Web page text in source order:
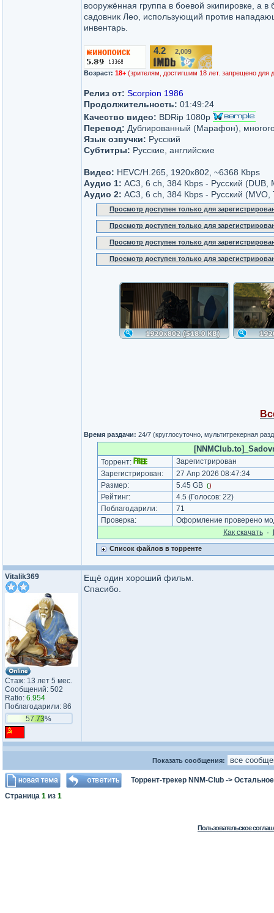
вооружённая группа в боевой экипировке, а в
садовник Лео, использующий против
инвентарь.
4.2 2,009
Возраст: 18+ (зрителям, достигшим 18 лет. запрещено для
Релиз от: Scorpion 1986
Продолжительность: 01:49:24
Качество видео: BDRip 1080p
Перевод: Дублированный (Марафон),
Язык озвучки: Русский
Субтитры: Русские, английские
Видео: HEVC/H.265, 1920x802, ~6368 Кbps
Аудио 1: AC3, 6 ch, 384 Кbps - Русский
Аудио 2: AC3, 6 ch, 384 Кbps - Русский (MVO,
Просмотр доступен только для
Просмотр доступен только для
Просмотр доступен только для
Просмотр доступен только для
Время раздачи: 24/7 (круглосуточно, мультитрекерная
Торрент:
Зарегистрирован
Зарегистрирован:
27 Апр 2026 08:47:34
Размер:
5.45 GB ()
Рейтинг: 4.5 (Голосов: 22)
Поблагодарили:
71
Проверка:
Оформление проверено
Как cкачать·
Список файлов в торренте
Vitalik369
Стаж: 13 лет 5 мес.
Сообщений: 502
Ratio: 6.954
Поблагодарили: 86
57.73%
Ещё один хороший фильм.
Спасибо.
Показать сообщения:
Торрент-трекер NNM-Club -> Остальное
Страница 1 из 1
Пользовательское